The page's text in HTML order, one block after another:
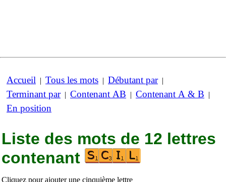
Accueil | Tous les mots | Débutant par|
Terminant par| Contenant AB | Contenant A & B |
En position
Liste des mots de 12 lettres
contenant
Cliquez pour ajouter une cinquième lettre